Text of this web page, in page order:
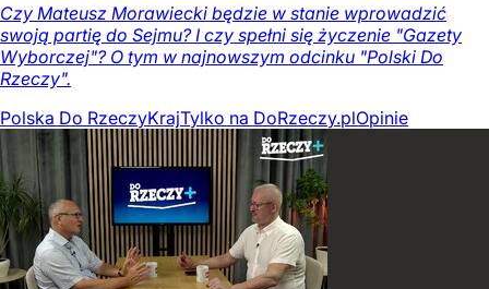
Czy Mateusz Morawiecki będzie w stanie wprowadzić
swoją partię do Sejmu? I czy spełni się życzenie "Gazety
Wyborczej"? O tym w najnowszym odcinku "Polski Do
Rzeczy".
Polska Do RzeczyKrajTylko na DoRzeczy.plOpinie